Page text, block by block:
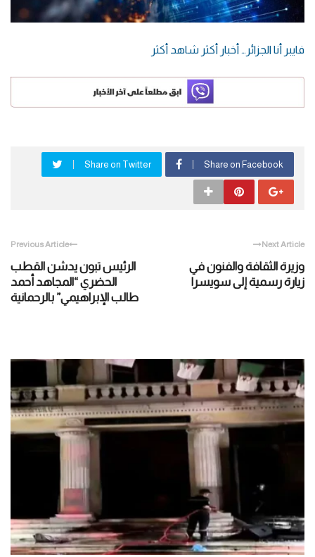
فايبر أنا الجزائر… أخبار أكثر شاهد أكثر
Share on Facebook
Share on Twitter
Previous Article
الرئيس تبون يدشن القطب
الحضري “المجاهد أحمد
طالب الإبراهيمي” بالرحمانية
Next Article
وزيرة الثقافة والفنون في
زيارة رسمية إلى سويسرا